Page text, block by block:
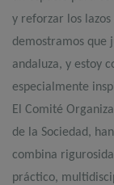
y reforzar los lazos
demostramos que
andaluza, y estoy
especialmente
El Comité
de la Sociedad,
combina
práctico,